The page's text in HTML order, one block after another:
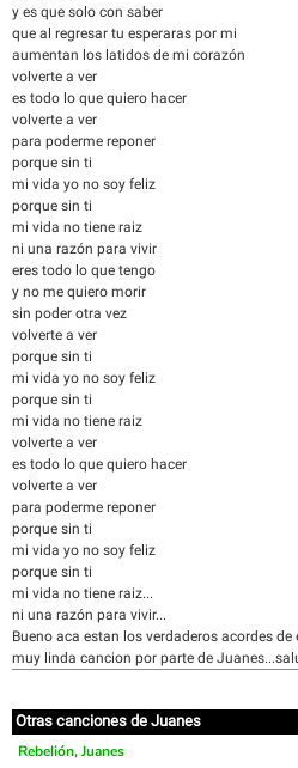
y es que solo con saber
que al regresar tu esperaras por mi
aumentan los latidos de mi corazón
volverte a ver
es todo lo que quiero hacer
volverte a ver
para poderme reponer
porque sin ti
mi vida yo no soy feliz
porque sin ti
mi vida no tiene raiz
ni una razón para vivir
eres todo lo que tengo
y no me quiero morir
sin poder otra vez
volverte a ver
porque sin ti
mi vida yo no soy feliz
porque sin ti
mi vida no tiene raiz
volverte a ver
es todo lo que quiero hacer
volverte a ver
para poderme reponer
porque sin ti
mi vida yo no soy feliz
porque sin ti
mi vida no tiene raiz...
ni una razón para vivir...
Bueno aca estan los verdaderos acordes
muy linda cancion por parte de
Otras canciones de Juanes
Rebelión, Juanes